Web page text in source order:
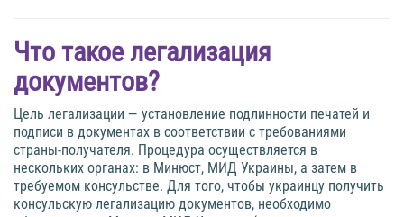
Что такое легализация
документов?
Цель легализации — установление подлинности печатей и
подписи в документах в соответствии с требованиями
страны-получателя. Процедура осуществляется в
нескольких органах: в Минюст, МИД Украины, а затем в
требуемом консульстве. Для того, чтобы украинцу получить
консульскую легализацию документов, необходимо